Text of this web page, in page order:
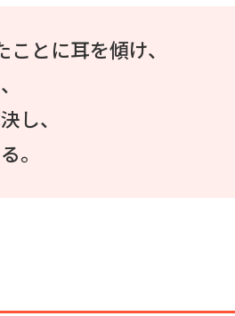
とに耳を傾け、
し、
。